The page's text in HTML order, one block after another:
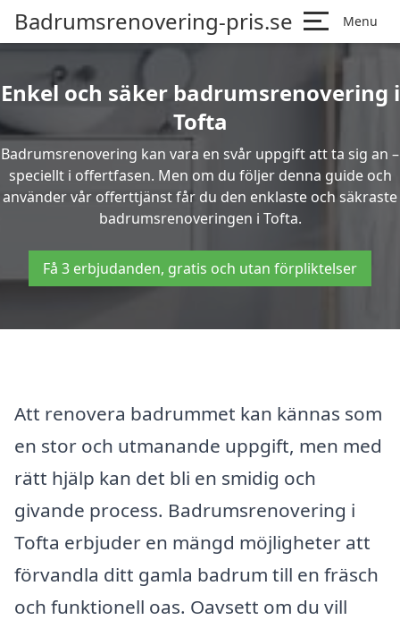
Badrumsrenovering-pris.se Menu
Enkel och säker badrumsrenovering i
Tofta
Badrumsrenovering kan vara en svår uppgift att ta sig an –
speciellt i offertfasen. Men om du följer denna guide och
använder vår offerttjänst får du den enklaste och säkraste
badrumsrenoveringen i Tofta.
Få 3 erbjudanden, gratis och utan förpliktelser
Att renovera badrummet kan kännas som
en stor och utmanande uppgift, men med
rätt hjälp kan det bli en smidig och
givande process. Badrumsrenovering i
Tofta erbjuder en mängd möjligheter att
förvandla ditt gamla badrum till en fräsch
och funktionell oas. Oavsett om du vill